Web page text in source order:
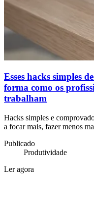
Esses hacks simples
forma como os
trabalham
Hacks simples e
a focar mais, fazer menos
Publicado
Produtividade
Ler agora